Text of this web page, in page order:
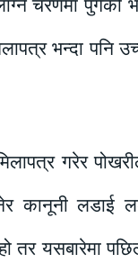
चरणमा पुगेको
भन्दा पनि
गरेर
कानूनी लडाई
तर यसबारेमा